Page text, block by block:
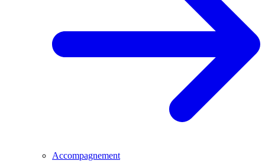
Accompagnement